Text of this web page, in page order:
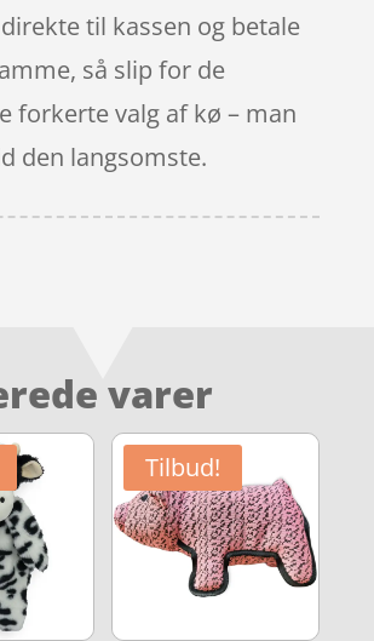
til kassen og betale
så slip for de
forkerte valg af kø – man
den langsomste.
varer
Tilbud!